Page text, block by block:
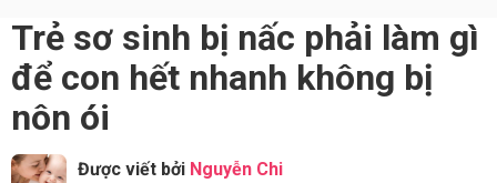
Trẻ sơ sinh bị nấc phải làm gì
để con hết nhanh không bị
nôn ói
Được viết bởi Nguyễn Chi